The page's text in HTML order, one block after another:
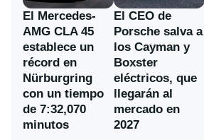
El Mercedes-
AMG CLA 45
establece un
récord en
Nürburgring
con un tiempo
de 7:32,070
minutos
El CEO de
Porsche salva a
los Cayman y
Boxster
eléctricos, que
llegarán al
mercado en
2027